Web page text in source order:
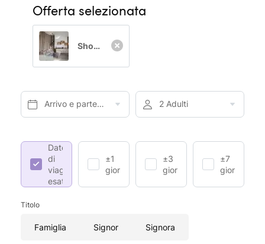
Offerta selezionata
Short-Stay da Domenica a Venerdì
Arrivo e partenza* 2 Adulti
Date
di
viaggio
esatte
±1
giorno
±3
giorni
±7
giorni
Titolo
Famiglia Signor Signora